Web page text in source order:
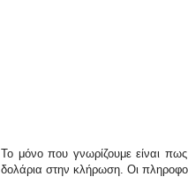
Το μόνο που γνωρίζουμε είναι
δολάρια στην κλήρωση. Οι